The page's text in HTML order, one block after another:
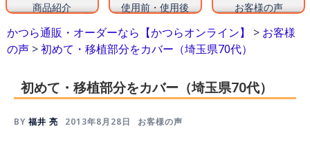
商品紹介 使用前・使用後 お客様の声
かつら通販・オーダーなら【かつらオンライン】 > お客様
の声 >初めて・移植部分をカバー（埼玉県70代）
初めて・移植部分をカバー（埼玉県70代）
BY 福井 亮 2013年8月28日 お客様の声